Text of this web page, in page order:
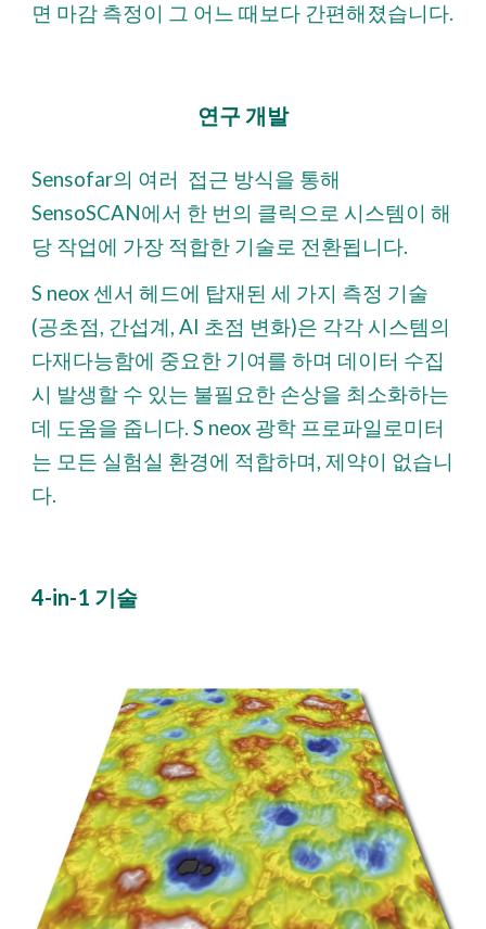
면 마감 측정이 그 어느 때보다 간편해졌습니다.
연구 개발
Sensofar의 여러 접근 방식을 통해
SensoSCAN에서 한 번의 클릭으로 시스템이 해
당 작업에 가장 적합한 기술로 전환됩니다.
S neox 센서 헤드에 탑재된 세 가지 측정 기술
(공초점, 간섭계, AI 초점 변화)은 각각 시스템의
다재다능함에 중요한 기여를 하며 데이터 수집
시 발생할 수 있는 불필요한 손상을 최소화하는
데 도움을 줍니다. S neox 광학 프로파일로미터
는 모든 실험실 환경에 적합하며, 제약이 없습니
다.
4-in-1 기술